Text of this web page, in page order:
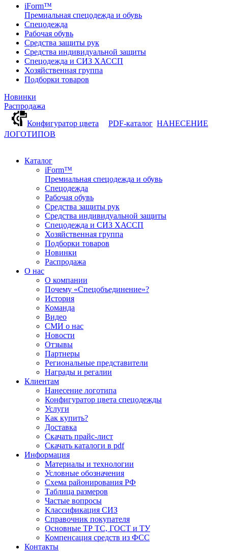
iForm™
Премиальная спецодежда и обувь
Спецодежда
Рабочая обувь
Средства защиты рук
Средства индивидуальной защиты
Спецодежда и СИЗ ХАССП
Хозяйственная группа
Подборки товаров
Новинки
Распродажа
Конфигуратор цвета
PDF-каталог НАНЕСЕНИЕ
ЛОГОТИПОВ
Каталог
iForm™
Премиальная спецодежда и обувь
Спецодежда
Рабочая обувь
Средства защиты рук
Средства индивидуальной защиты
Спецодежда и СИЗ ХАССП
Хозяйственная группа
Подборки товаров
Новинки
Распродажа
О нас
О компании
Почему «Спецобъединение»?
История
Команда
Видео
СМИ о нас
Новости
Отзывы
Партнеры
Региональные представители
Награды и регалии
Клиентам
Нанесение логотипа
Конфигуратор цвета спецодежды
Услуги
Как купить?
Доставка
Скачать прайс-лист
Скачать каталоги в pdf
Информация
Материалы и технологии
Условные обозначения
Схема районирования РФ
Таблица размеров
Частые вопросы
Классификация СИЗ
Справочник покупателя
Основные ТР ТС, ГОСТ и ТУ
Компенсация средств из ФСС
Контакты